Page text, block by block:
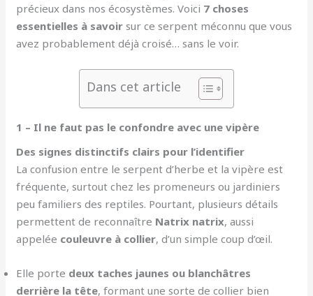
précieux dans nos écosystèmes. Voici 7 choses
essentielles à savoir sur ce serpent méconnu que vous
avez probablement déjà croisé… sans le voir.
Dans cet article
1 – Il ne faut pas le confondre avec une vipère
Des signes distinctifs clairs pour l’identifier
La confusion entre le serpent d’herbe et la vipère est
fréquente, surtout chez les promeneurs ou jardiniers
peu familiers des reptiles. Pourtant, plusieurs détails
permettent de reconnaître Natrix natrix, aussi
appelée couleuvre à collier, d’un simple coup d’œil.
Elle porte deux taches jaunes ou blanchâtres
derrière la tête, formant une sorte de collier bien